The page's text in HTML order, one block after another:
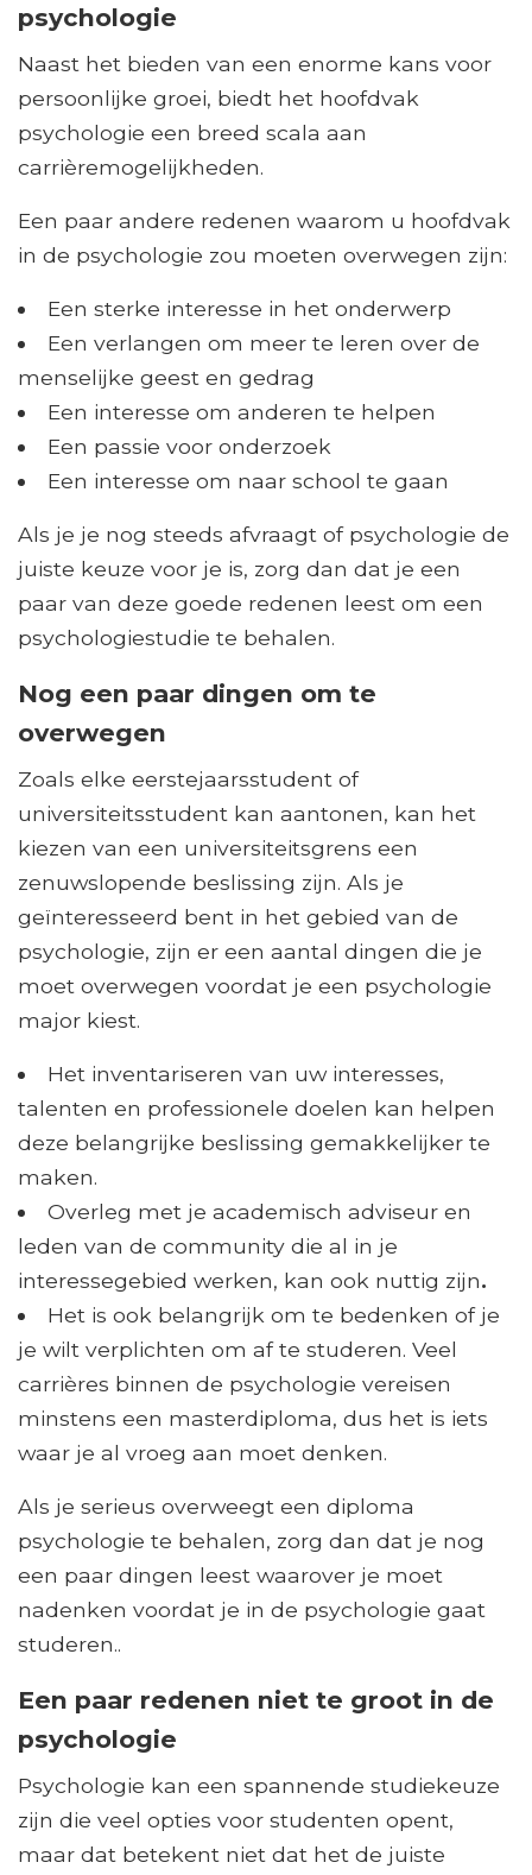
psychologie
Naast het bieden van een enorme kans voor
persoonlijke groei, biedt het hoofdvak
psychologie een breed scala aan
carrièremogelijkheden.
Een paar andere redenen waarom u hoofdvak
in de psychologie zou moeten overwegen zijn:
Een sterke interesse in het onderwerp
Een verlangen om meer te leren over de
menselijke geest en gedrag
Een interesse om anderen te helpen
Een passie voor onderzoek
Een interesse om naar school te gaan
Als je je nog steeds afvraagt ​​of psychologie de
juiste keuze voor je is, zorg dan dat je een
paar van deze goede redenen leest om een ​​
psychologiestudie te behalen.
Nog een paar dingen om te
overwegen
Zoals elke eerstejaarsstudent of
universiteitsstudent kan aantonen, kan het
kiezen van een universiteitsgrens een
zenuwslopende beslissing zijn. Als je
geïnteresseerd bent in het gebied van de
psychologie, zijn er een aantal dingen die je
moet overwegen voordat je een psychologie
major kiest.
Het inventariseren van uw interesses,
talenten en professionele doelen kan helpen
deze belangrijke beslissing gemakkelijker te
maken.
Overleg met je academisch adviseur en
leden van de community die al in je
interessegebied werken, kan ook nuttig zijn.
Het is ook belangrijk om te bedenken of je
je wilt verplichten om af te studeren. Veel
carrières binnen de psychologie vereisen
minstens een masterdiploma, dus het is iets
waar je al vroeg aan moet denken.
Als je serieus overweegt een diploma
psychologie te behalen, zorg dan dat je nog
een paar dingen leest waarover je moet
nadenken voordat je in de psychologie gaat
studeren..
Een paar redenen niet te groot in de
psychologie
Psychologie kan een spannende studiekeuze
zijn die veel opties voor studenten opent,
maar dat betekent niet dat het de juiste